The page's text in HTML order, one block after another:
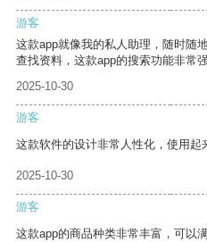
游客
这款app就像我的私人助理，随时随
查找资料，这款app的搜索功能非常
2025-10-30
游客
这款软件的设计非常人性化，使用起
2025-10-30
游客
这款app的商品种类非常丰富，可以